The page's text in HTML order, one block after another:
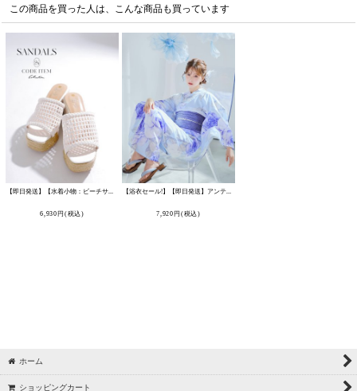
この商品を買った人は、こんな商品も買っています
【即日発送】【水着小物：ビーチサンダル】ナチュラル編み込みウェッジサンダル
6,930円 (税込)
【浴衣セール!】【即日発送】アンティークブルーローズ浴衣 【浴衣3点セット 浴衣/帯/下駄】 [OF04/HC03]
7,920円 (税込)
ホーム
ショッピングカート